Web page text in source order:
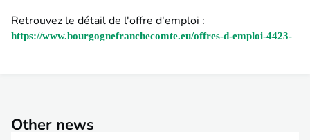
Retrouvez le détail de l'offre d'emploi :
https://www.bourgognefranchecomte.eu/offres-d-emploi-4423-
Other news